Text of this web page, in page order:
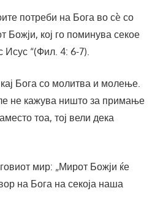
потреби на Бога во сè со
кој го поминува секое
“(Фил. 4: 6-7).
Бога со молитва и молење.
не кажува ништо за примање
тоа, тој вели дека
мир: „Мирот Божји ќе
на Бога на секоја наша